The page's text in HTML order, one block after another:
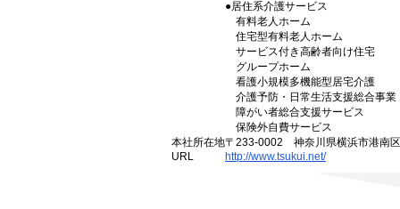
●居住系介護サービス
有料老人ホーム
住宅型有料老人ホーム
サービス付き高齢者向け住宅
グループホーム
看護小規模多機能型居宅介護
介護予防・日常生活支援総合事業
障がい者総合支援サービス
保険外自費サービス
本社所在地〒233-0002 神奈川県横浜市港南
URL
http://www.tsukui.net/